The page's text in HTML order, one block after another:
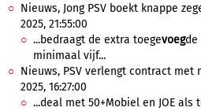
Nieuws, Jong PSV boekt knappe
2025, 21:55:00
...bedraagt de extra toegevoegde
minimaal vijf...
Nieuws, PSV verlengt contract met
2025, 16:27:00
...deal met 50+Mobiel en JOE als